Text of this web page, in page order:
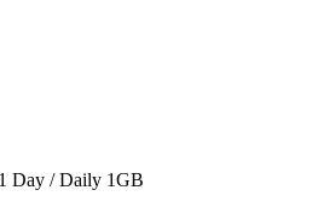
Day / Daily 1GB